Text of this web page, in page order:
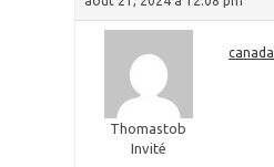
Thomastob
Invité